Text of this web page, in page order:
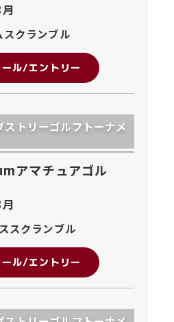
スクランブル
ール/エントリー
ストリーゴルフトーナメ
アマチュアゴル
スクランブル
ール/エントリー